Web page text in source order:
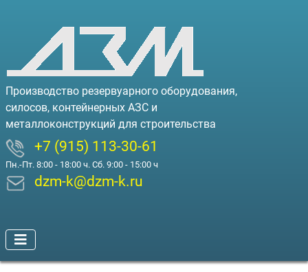
Производство резервуарного оборудования,
силосов, контейнерных АЗС и
металлоконструкций для строительства
+7 (915) 113-30-61
Пн.-Пт. 8:00 - 18:00 ч. Сб. 9:00 - 15:00 ч
dzm-k@dzm-k.ru